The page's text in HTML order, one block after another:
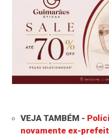
VEJA TAMBÉM -
novamente ex-